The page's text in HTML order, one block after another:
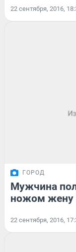
22 сентября, 2016,
ГОРОД
Мужчина
ножом жену
22 сентября, 2016,